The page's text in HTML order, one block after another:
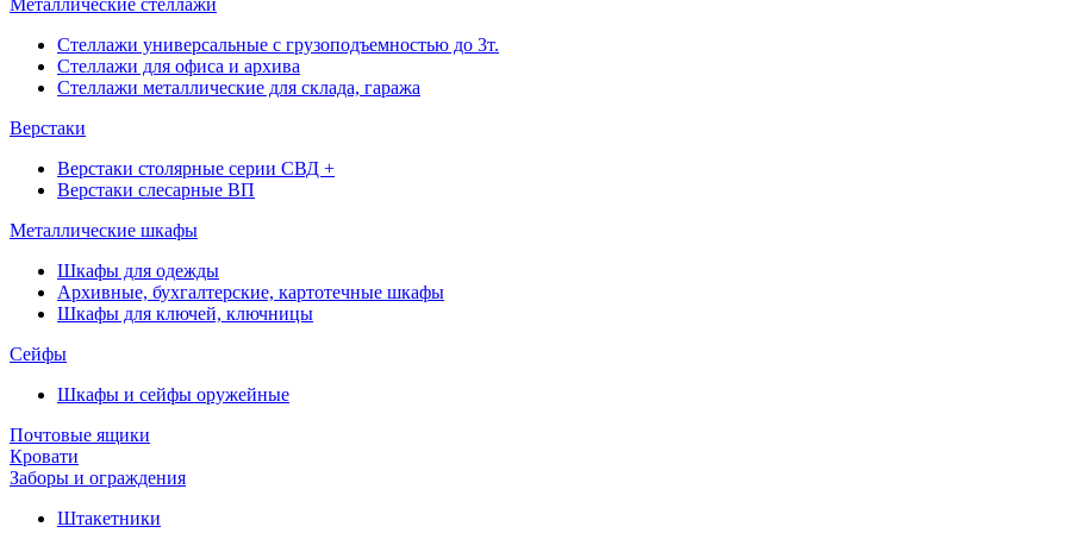
Металлические стеллажи
Стеллажи универсальные с грузоподъемностью до 3т.
Стеллажи для офиса и архива
Стеллажи металлические для склада, гаража
Верстаки
Верстаки столярные серии СВД +
Верстаки слесарные ВП
Металлические шкафы
Шкафы для одежды
Архивные, бухгалтерские, картотечные шкафы
Шкафы для ключей, ключницы
Сейфы
Шкафы и сейфы оружейные
Почтовые ящики
Кровати
Заборы и ограждения
Штакетники